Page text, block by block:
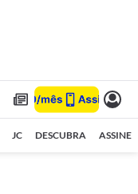
JC DESCUBRA ASSINE